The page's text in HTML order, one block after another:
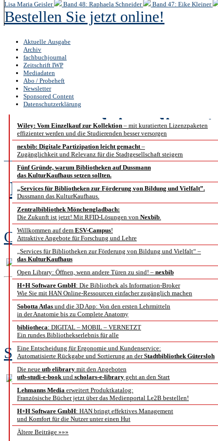
Lisa Maria Geisler
Band 48: Raphaela Schneider Band 47: Eike Kleiner
Bestellen Sie jetzt online!
Aktuelle Ausgabe
Archiv
fachbuchjournal
Zeitschrift IWP
Mediadaten
Abo / Probeheft
Newsletter
Sponsored Content
Datenschutzerklärung
Wiley: Vom Einzelkauf zur Kollektion – mit kuratierten Lizenzpaketen
effizienter werden und die Studierenden besser versorgen
nexbib: Digitale Partizipation leicht gemacht–
Zugänglichkeit und Relevanz für die Stadtgesellschaft steigern
Fünf Gründe, warum Bibliotheken auf Dussmann
das KulturKaufhaus setzen sollten.
„Services für Bibliotheken zur Förderung von Bildung und Vielfalt”.
Dussmann das KulturKaufhaus.
Zentralbibliothek Mönchengladbach:
Die Zukunft ist jetzt! Mit RFID-Lösungen von Nexbib.
Willkommen auf dem ESV-Campus!
Attraktive Angebote für Forschung und Lehre
„Services für Bibliotheken zur Förderung von Bildung und Vielfalt“ –
das KulturKaufhaus
Open Library: Öffnen, wenn andere Türen zu sind! – nexbib
H+H Software GmbH: Die Bibliothek als Information-Broker
Wie Sie mit HAN Online-Ressourcen einfacher zugänglich machen
Sobotta Atlas und die 3D App: Von den ersten Lehrmitteln
in der Anatomie bis zu Complete Anatomy
bibliotheca: DIGITAL – MOBIL – VERNETZT
Ein rundes Bibliothekserlebnis für alle
Eine Entscheidung für Ergonomie und Kundenservice:
Automatisierte Rückgabe und Sortierung an derStadtbibliothek Gütersloh
Die neue utb elibrary mit den Angeboten
utb-studi-e-bookund scholars-e-library geht an den Start
Lehmanns Media erweitert Produktkatalog:
Französische Bücher jetzt über das Medienportal Le2B bestellen!
H+H Software GmbH: HAN bringt effektives Management
und Komfort für die Nutzer unter einen Hut
Ältere Beiträge »»»
b.i.t.online1
Datenschutzrechtliche
Christian Hänger und Marion
Ok Google ... The
Sebastian Sünkler, Friederike